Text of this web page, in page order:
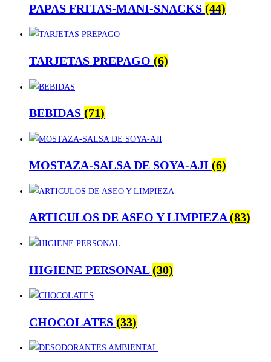
PAPAS FRITAS-MANI-SNACKS (44)
TARJETAS PREPAGO (6)
BEBIDAS (71)
MOSTAZA-SALSA DE SOYA-AJI (6)
ARTICULOS DE ASEO Y LIMPIEZA(83)
HIGIENE PERSONAL(30)
CHOCOLATES (33)